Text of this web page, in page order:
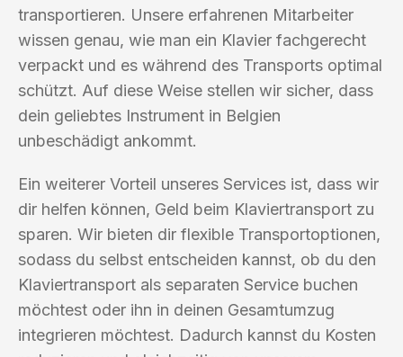
transportieren. Unsere erfahrenen Mitarbeiter
wissen genau, wie man ein Klavier fachgerecht
verpackt und es während des Transports optimal
schützt. Auf diese Weise stellen wir sicher, dass
dein geliebtes Instrument in Belgien
unbeschädigt ankommt.
Ein weiterer Vorteil unseres Services ist, dass wir
dir helfen können, Geld beim Klaviertransport zu
sparen. Wir bieten dir flexible Transportoptionen,
sodass du selbst entscheiden kannst, ob du den
Klaviertransport als separaten Service buchen
möchtest oder ihn in deinen Gesamtumzug
integrieren möchtest. Dadurch kannst du Kosten